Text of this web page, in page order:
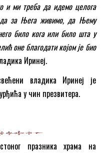
и ми треба да идемо целога
да за Њега живимо, да Њему
било кога или било шта у
оне благодати којом је био
Иринеј.
владика Иринеј је
у чин презвитера.
празника храма на